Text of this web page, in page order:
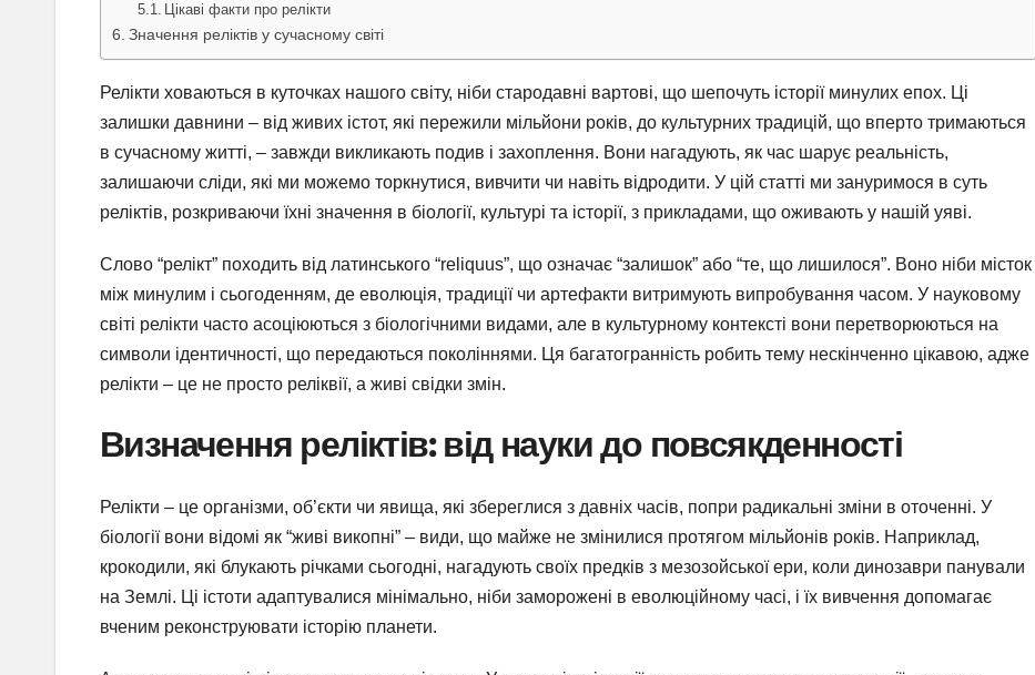
Цікаві факти про релікти
Значення реліктів у сучасному світі
Релікти ховаються в куточках нашого світу, ніби стародавні вартові, що шепочуть історії минулих епох. Ці
залишки давнини – від живих істот, які пережили мільйони років, до культурних традицій, що вперто тримаються
в сучасному житті, – завжди викликають подив і захоплення. Вони нагадують, як час шарує реальність,
залишаючи сліди, які ми можемо торкнутися, вивчити чи навіть відродити. У цій статті ми зануримося в суть
реліктів, розкриваючи їхні значення в біології, культурі та історії, з прикладами, що оживають у нашій уяві.
Слово “релікт” походить від латинського “reliquus”, що означає “залишок” або “те, що лишилося”. Воно ніби місток
між минулим і сьогоденням, де еволюція, традиції чи артефакти витримують випробування часом. У науковому
світі релікти часто асоціюються з біологічними видами, але в культурному контексті вони перетворюються на
символи ідентичності, що передаються поколіннями. Ця багатогранність робить тему нескінченно цікавою, адже
релікти – це не просто реліквії, а живі свідки змін.
Визначення реліктів: від науки до повсякденності
Релікти – це організми, об’єкти чи явища, які збереглися з давніх часів, попри радикальні зміни в оточенні. У
біології вони відомі як “живі викопні” – види, що майже не змінилися протягом мільйонів років. Наприклад,
крокодили, які блукають річками сьогодні, нагадують своїх предків з мезозойської ери, коли динозаври панували
на Землі. Ці істоти адаптувалися мінімально, ніби заморожені в еволюційному часі, і їх вивчення допомагає
вченим реконструювати історію планети.